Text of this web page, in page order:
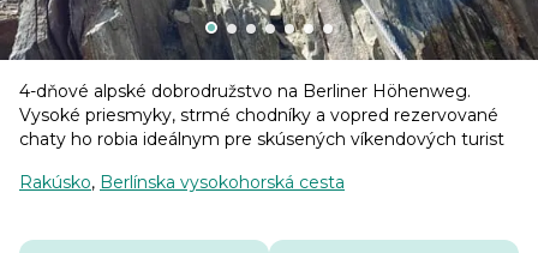
4-dňové alpské dobrodružstvo na Berliner Höhenweg.
Vysoké priesmyky, strmé chodníky a vopred rezervované
chaty ho robia ideálnym pre skúsených víkendových turist
Rakúsko, Berlínska vysokohorská cesta